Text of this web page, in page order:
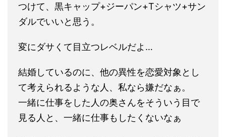
つけて、黒キャップ+ジーパン+Tシャツ+サン
ダルでいいと思う。
変にダサくて目立つレベルだよ…
結婚しているのに、他の異性を恋愛対象とし
て考えられるような人、私なら嫌だなぁ。
一緒に仕事をした人の奥さんをそういう目で
見る人と、一緒に仕事もしたくないなぁ